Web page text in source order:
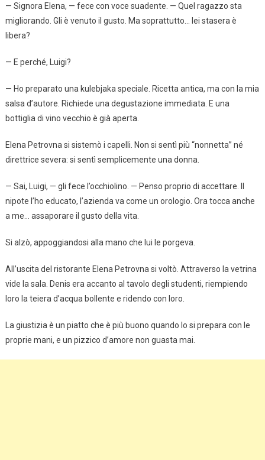
— Signora Elena, — fece con voce suadente. — Quel ragazzo sta
migliorando. Gli è venuto il gusto. Ma soprattutto… lei stasera è
libera?
— E perché, Luigi?
— Ho preparato una kulebjaka speciale. Ricetta antica, ma con la mia
salsa d’autore. Richiede una degustazione immediata. E una
bottiglia di vino vecchio è già aperta.
Elena Petrovna si sistemò i capelli. Non si sentì più “nonnetta” né
direttrice severa: si sentì semplicemente una donna.
— Sai, Luigi, — gli fece l’occhiolino. — Penso proprio di accettare. Il
nipote l’ho educato, l’azienda va come un orologio. Ora tocca anche
a me… assaporare il gusto della vita.
Si alzò, appoggiandosi alla mano che lui le porgeva.
All’uscita del ristorante Elena Petrovna si voltò. Attraverso la vetrina
vide la sala. Denis era accanto al tavolo degli studenti, riempiendo
loro la teiera d’acqua bollente e ridendo con loro.
La giustizia è un piatto che è più buono quando lo si prepara con le
proprie mani, e un pizzico d’amore non guasta mai.